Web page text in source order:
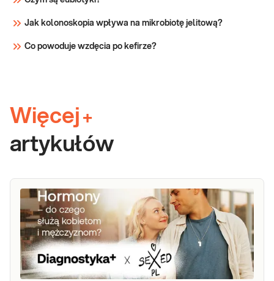
Jak kolonoskopia wpływa na mikrobiotę jelitową?
Co powoduje wzdęcia po kefirze?
Więcej +
artykułów